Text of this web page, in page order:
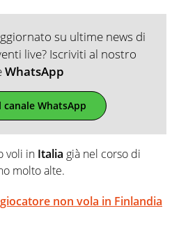
su ultime news di
live? Iscriviti al nostro
WhatsApp
canale WhatsApp
voli in Italia già nel corso di
molto alte.
non vola in Finlandia